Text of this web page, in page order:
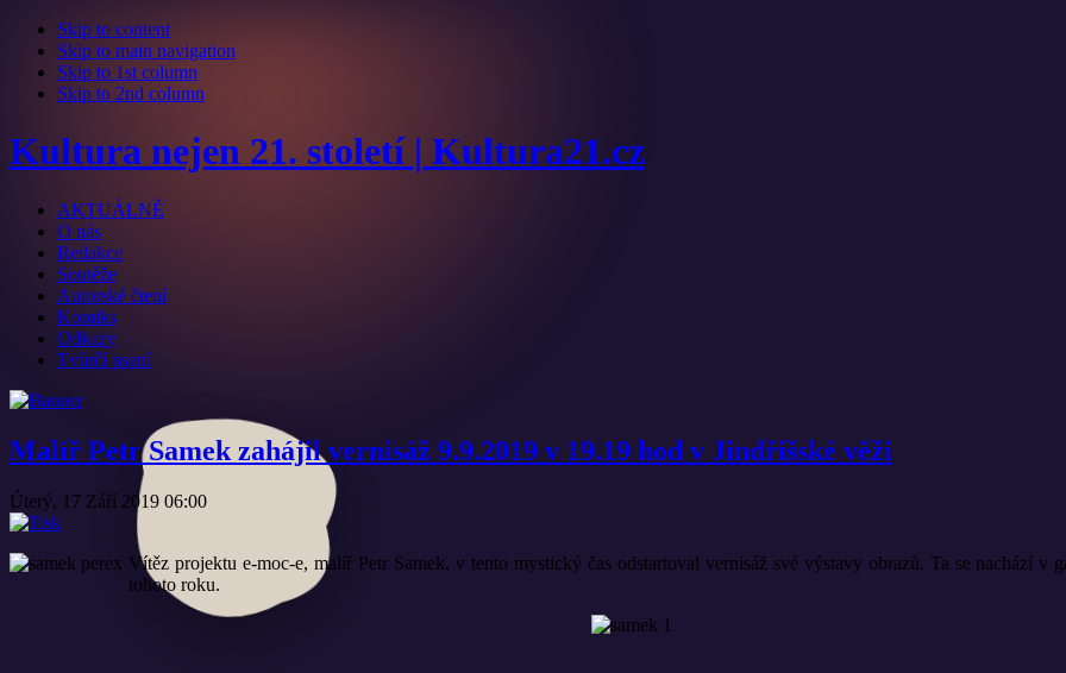
Skip to content
Skip to main navigation
Skip to 1st column
Skip to 2nd column
Kultura nejen 21. století | Kultura21.cz
AKTUÁLNĚ
O nás
Redakce
Soutěže
Autorské čtení
Komiks
Odkazy
Tvůrčí psaní
Malíř Petr Samek zahájil vernisáž 9.9.2019 v 19.19 hod v Jindřišské věži
Úterý, 17 Září 2019 06:00
Vítěz projektu e-moc-e, malíř Petr Samek, v tento mystický čas odstartoval vernisáž své výstavy obrazů. Ta se nachází v
tohoto roku.